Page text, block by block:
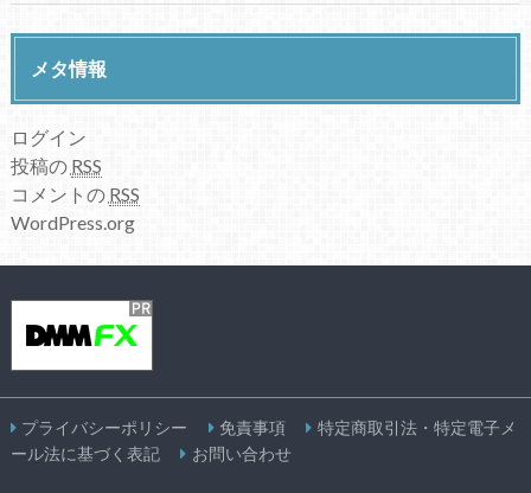
メタ情報
ログイン
投稿の RSS
コメントの RSS
WordPress.org
プライバシーポリシー 免責事項
特定商取引法・特定電子メ
ール法に基づく表記
お問い合わせ